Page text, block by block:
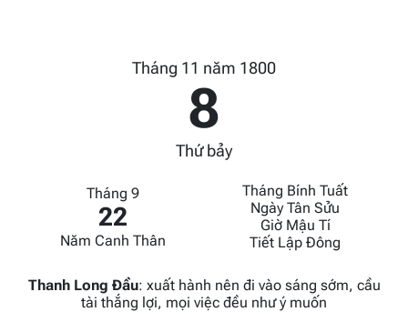
Tháng 11 năm 1800
8
Thứ bảy
Tháng 9
22
Năm Canh Thân
Tháng Bính Tuất
Ngày Tân Sửu
Giờ Mậu Tí
Tiết Lập Đông
Thanh Long Đầu: xuất hành nên đi vào sáng sớm, cầu
tài thắng lợi, mọi việc đều như ý muốn